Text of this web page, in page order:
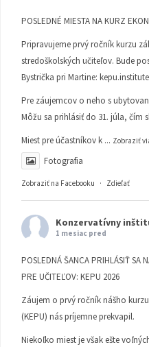
POSLEDNÉ MIESTA NA KURZ
Pripravujeme prvý ročník kurzu
stredoškolských učiteľov. Bude
Bystrička pri Martine:
Pre záujemcov o neho s
Môžu sa prihlásiť do 31. júla, čím
Miest pre účastníkov k ... Zobraziť
Fotografia
Zobraziť na Facebooku · Zdieľať
Konzervatívny
1 mesiac pred
POSLEDNÁ ŠANCA PRIHLÁSIŤ SA
PRE UČITEĽOV: KEPU 2026
Záujem o prvý ročník nášho
(KEPU) nás príjemne prekvapil.
Niekoľko miest je však ešte